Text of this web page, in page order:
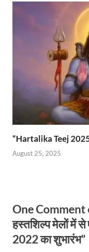
“Hartalika Teej 2025:
August 25, 2025
One Comment
हस्तशिल्प मेलों में
2022 का शुभारंभ”